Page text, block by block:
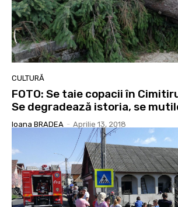
CULTURĂ
FOTO: Se taie copacii în
Se degradează istoria, se
Ioana BRADEA - Aprilie 13, 2018